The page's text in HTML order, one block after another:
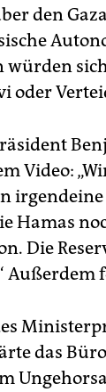
den
würden
oder
Video:
Hamas
Die
Außerdem
das